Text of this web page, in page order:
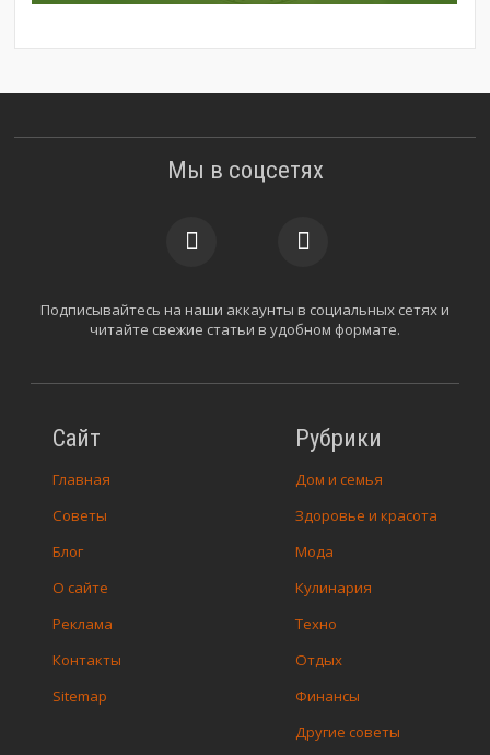
Сайт
Главная
Советы
Блог
О сайте
Реклама
Контакты
Sitemap
Рубрики
Дом и семья
Здоровье и красота
Мода
Кулинария
Техно
Отдых
Финансы
Другие советы
Мы в соцсетях
Подписывайтесь на наши аккаунты в социальных сетях и
читайте свежие статьи в удобном формате.